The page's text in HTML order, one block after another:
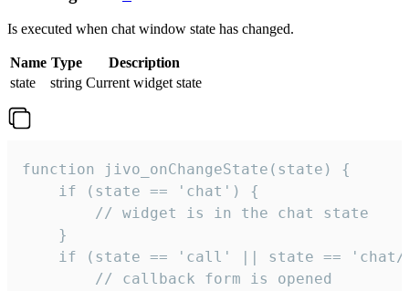
Is executed when chat window state has changed.
Name Type
Description
state
string Current widget state
function jivo_onChangeState(state) {
    if (state == 'chat') {
        // widget is in the chat state
    }
if (state == 'call' || state ==
        // callback form is opened